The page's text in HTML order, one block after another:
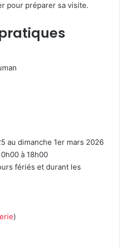
pour préparer sa visite.
au dimanche 1er mars 2026
à 18h00
fériés et durant les
)